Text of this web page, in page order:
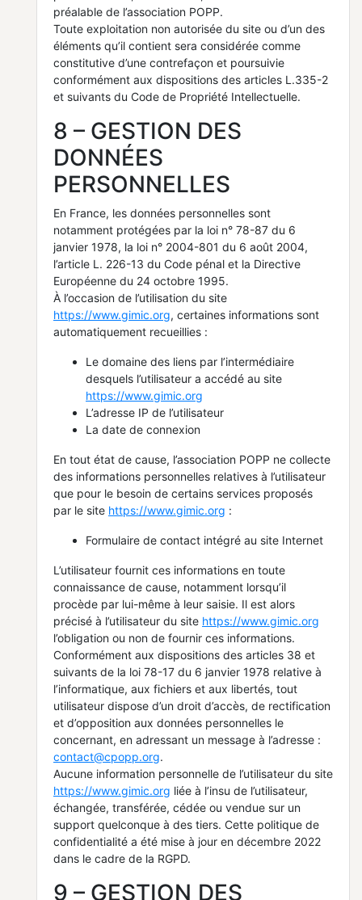
préalable de l’association POPP.
Toute exploitation non autorisée du site ou d’un des
éléments qu’il contient sera considérée comme
constitutive d’une contrefaçon et poursuivie
conformément aux dispositions des articles L.335-2
et suivants du Code de Propriété Intellectuelle.
8 – GESTION DES
DONNÉES
PERSONNELLES
En France, les données personnelles sont
notamment protégées par la loi n° 78-87 du 6
janvier 1978, la loi n° 2004-801 du 6 août 2004,
l’article L. 226-13 du Code pénal et la Directive
Européenne du 24 octobre 1995.
À l’occasion de l’utilisation du site
https://www.gimic.org, certaines informations sont
automatiquement recueillies :
Le domaine des liens par l’intermédiaire
desquels l’utilisateur a accédé au site
https://www.gimic.org
L’adresse IP de l’utilisateur
La date de connexion
En tout état de cause, l’association POPP ne collecte
des informations personnelles relatives à l’utilisateur
que pour le besoin de certains services proposés
par le site https://www.gimic.org :
Formulaire de contact intégré au site Internet
L’utilisateur fournit ces informations en toute
connaissance de cause, notamment lorsqu’il
procède par lui-même à leur saisie. Il est alors
précisé à l’utilisateur du site https://www.gimic.org
l’obligation ou non de fournir ces informations.
Conformément aux dispositions des articles 38 et
suivants de la loi 78-17 du 6 janvier 1978 relative à
l’informatique, aux fichiers et aux libertés, tout
utilisateur dispose d’un droit d’accès, de rectification
et d’opposition aux données personnelles le
concernant, en adressant un message à l’adresse :
contact@cpopp.org.
Aucune information personnelle de l’utilisateur du site
https://www.gimic.org liée à l’insu de l’utilisateur,
échangée, transférée, cédée ou vendue sur un
support quelconque à des tiers. Cette politique de
confidentialité a été mise à jour en décembre 2022
dans le cadre de la RGPD.
9 – GESTION DES